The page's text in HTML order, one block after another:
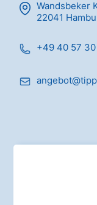
Wandsbeker
22041
+49 40 57